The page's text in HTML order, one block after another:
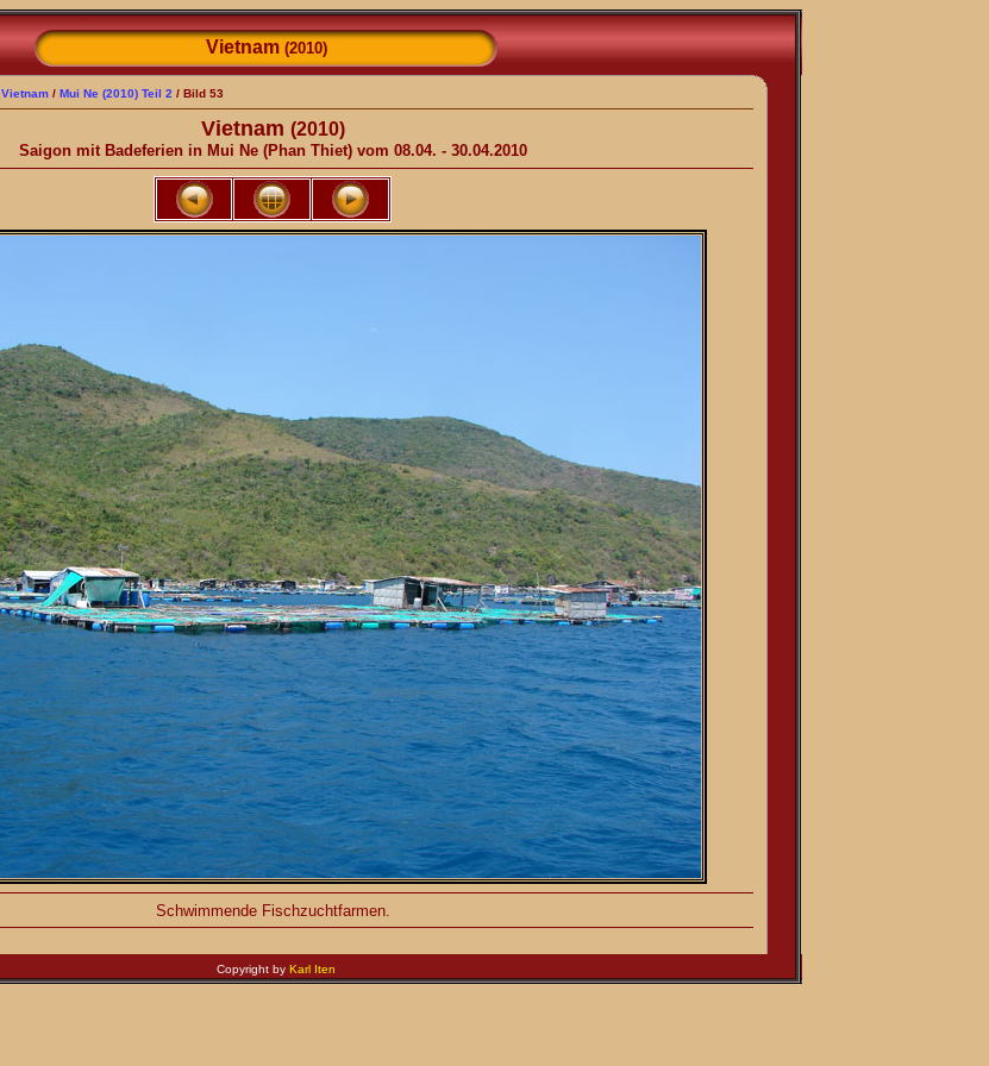
Vietnam (2010)
Vietnam / Mui Ne (2010) Teil 2 / Bild 53
Vietnam (2010)
Saigon mit Badeferien in Mui Ne (Phan Thiet) vom 08.04. - 30.04.2010
Schwimmende Fischzuchtfarmen.
Copyright by Karl Iten